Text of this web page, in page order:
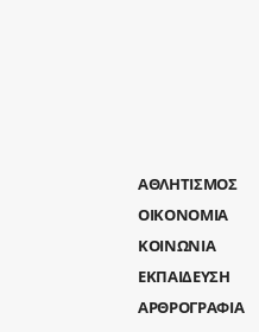
ΑΘΛΗΤΙΣΜΟΣ
ΟΙΚΟΝΟΜΙΑ
ΚΟΙΝΩΝΙΑ
ΕΚΠΑΙΔΕΥΣΗ
ΑΡΘΡΟΓΡΑΦΙΑ